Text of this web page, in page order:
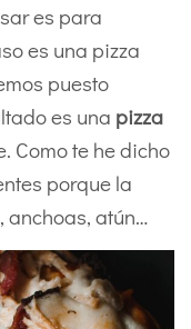
es para
es una pizza
puesto
es una pizza
Como te he dicho
porque la
anchoas, atún…